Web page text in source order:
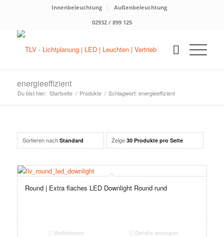
Innenbeleuchtung
Außenbeleuchtung
02932 / 899 125
energieeffizient
Du bist hier: Startseite / Produkte / Schlagwort: energieeffizient
Sortieren nach Standard Zeige 30 Produkte pro Seite
Round | Extra flaches LED Downlight Round rund
Weiterlesen Details anzeigen